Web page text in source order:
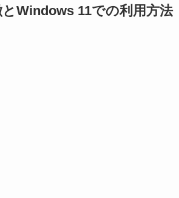
Windows 11での利用方法